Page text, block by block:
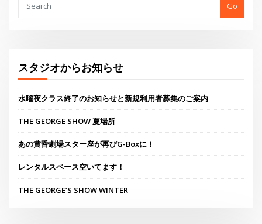
Go
スタジオからお知らせ
水曜夜クラス終了のお知らせと新規利用者募集のご案内
THE GEORGE SHOW 夏場所
あの黄昏劇場スター座が再びG-Boxに！
レンタルスペース空いてます！
THE GEORGE’S SHOW WINTER